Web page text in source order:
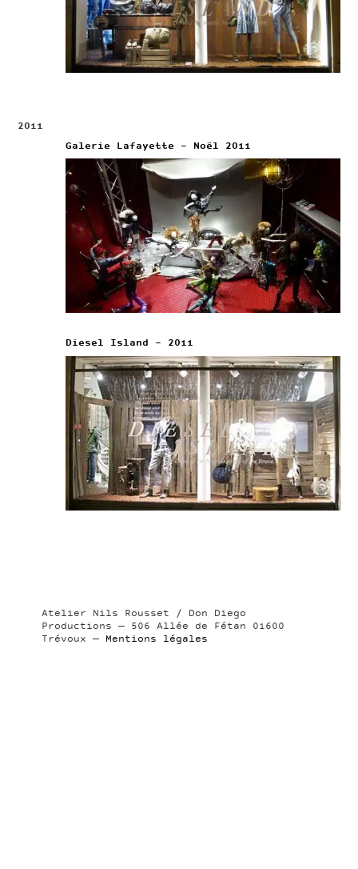
2011
Galerie Lafayette – Noël 2011
Diesel Island – 2011
Atelier Nils Rousset / Don Diego
Productions — 506 Allée de Fétan 01600
Trévoux — Mentions légales